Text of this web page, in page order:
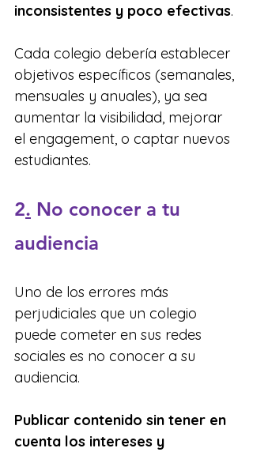
inconsistentes y poco efectivas.
Cada colegio debería establecer
objetivos específicos (semanales,
mensuales y anuales), ya sea
aumentar la visibilidad, mejorar
el engagement, o captar nuevos
estudiantes.
2. No conocer a tu
audiencia
Uno de los errores más
perjudiciales que un colegio
puede cometer en sus redes
sociales es no conocer a su
audiencia.
Publicar contenido sin tener en
cuenta los intereses y